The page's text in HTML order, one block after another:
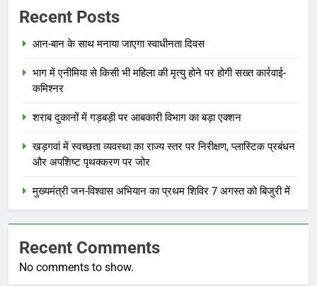
Recent Posts
आन-बान के साथ मनाया जाएगा स्वाधीनता दिवस
भाग में एनीमिया से किसी भी महिला की मृत्यु होने पर होगी सख्त कार्रवाई-
कमिश्नर
शराब दुकानों में गड़बड़ी पर आबकारी विभाग का बड़ा एक्शन
खड़गवां में स्वच्छता व्यवस्था का राज्य स्तर पर निरीक्षण, प्लास्टिक प्रबंधन
और अपशिष्ट पृथक्करण पर जोर
मुख्यमंत्री जन-विश्वास अभियान का प्रथम शिविर 7 अगस्त को बिजुरी में
Recent Comments
No comments to show.